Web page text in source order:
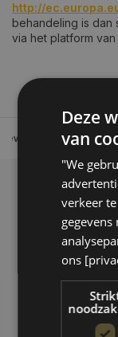
http://
behandeling is dan
via het platform
Tot 30 dagen
06-39119169
Deze
van
"We
verkeer
ons